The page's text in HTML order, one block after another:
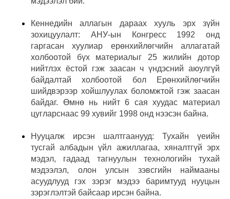
Кеннедийн аллагын дараах хууль эрх зүйн
зохицуулалт: АНУ-ын Конгресс 1992 онд
гаргасан хуулиар ерөнхийлөгчийн аллагатай
холбоотой бүх материалыг 25 жилийн дотор
нийтлэх ёстой гэж заасан ч үндэсний аюулгүй
байдалтай холбоотой бол Ерөнхийлөгчийн
шийдвэрээр хойшлуулах боломжтой гэж заасан
байдаг. Өмнө нь нийт 6 сая хуудас материал
цугларснаас 99 хувийг 1998 онд нээсэн байна.
Нууцалж ирсэн шалтгаанууд: Тухайн үеийн
тусгай албадын үйл ажиллагаа, хяналтгүй эрх
мэдэл, гадаад тагнуулын технологийн тухай
мэдээлэл, олон улсын зэвсгийн наймааны
асуудлууд гэх зэрэг мэдээ баримтууд нууцын
зэрэглэлтэй байсаар ирсэн байна.